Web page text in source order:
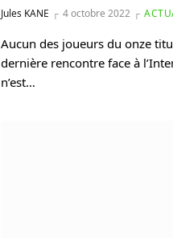
Jules KANE 4 octobre 2022
Aucun des joueurs du onze
dernière rencontre face à
n’est…